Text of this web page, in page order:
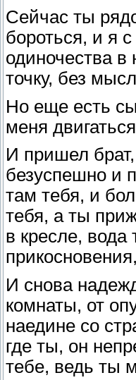
Сейчас ты
бороться, и я
одиночества в
точку, без
Но еще есть
меня
И пришел
безуспешно и
там тебя, и
тебя, а ты
в кресле, вода
И снова
комнаты, от
наедине со
где ты, он
тебе, ведь ты